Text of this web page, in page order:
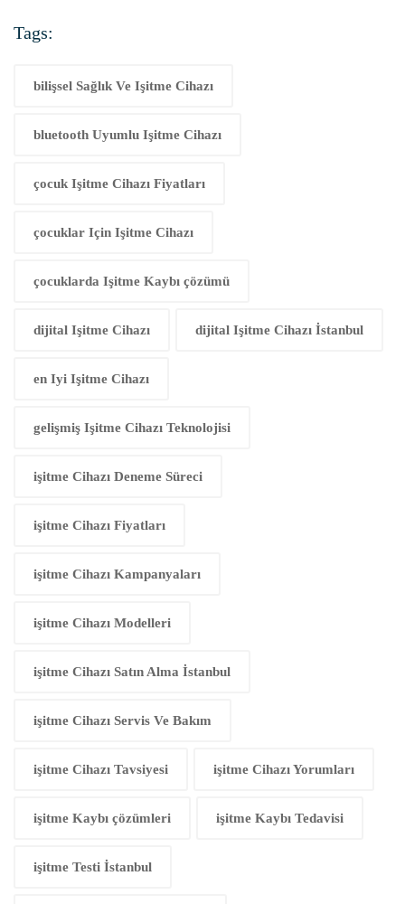
Tags:
bilişsel Sağlık Ve Işitme Cihazı
bluetooth Uyumlu Işitme Cihazı
çocuk Işitme Cihazı Fiyatları
çocuklar Için Işitme Cihazı
çocuklarda Işitme Kaybı çözümü
dijital Işitme Cihazı dijital Işitme Cihazı İstanbul
en Iyi Işitme Cihazı
gelişmiş Işitme Cihazı Teknolojisi
işitme Cihazı Deneme Süreci
işitme Cihazı Fiyatları
işitme Cihazı Kampanyaları
işitme Cihazı Modelleri
işitme Cihazı Satın Alma İstanbul
işitme Cihazı Servis Ve Bakım
işitme Cihazı Tavsiyesi işitme Cihazı Yorumları
işitme Kaybı çözümleri işitme Kaybı Tedavisi
işitme Testi İstanbul